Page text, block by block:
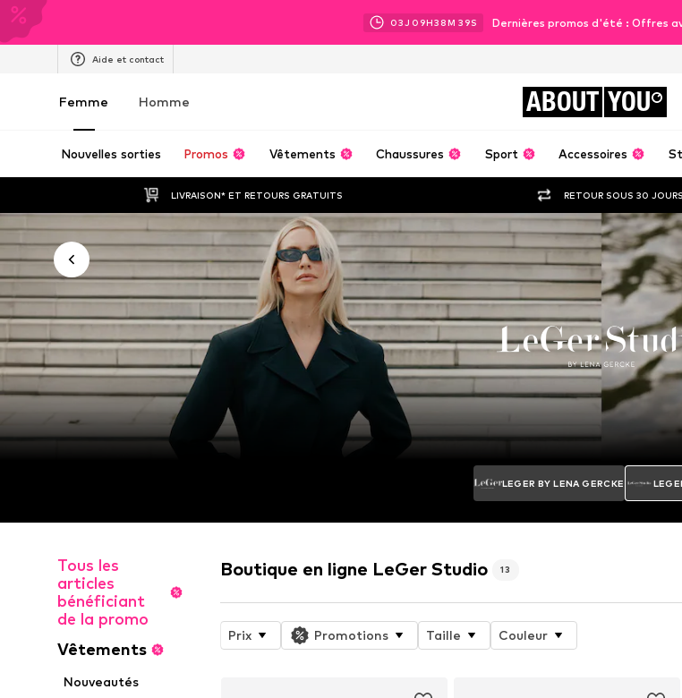
03J 09H38M 38S Dernières promos d'été : Offres
Aide et contact
Femme Homme ABOUT YOU
Nouvelles sorties Promos Vêtements Chaussures Sport Accessoires
LIVRAISON* ET RETOURS GRATUITS RETOUR SOUS 30 JOURS
LEGER BY LENA GERCKE
Tous les
articles
bénéficiant
de la promo
Vêtements
Nouveautés
Boutique en ligne LeGer Studio 13
Prix Promotions Taille Couleur